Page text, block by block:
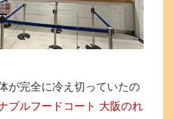
が完全に冷え切っていたの
ブルフードコート 大阪のれ